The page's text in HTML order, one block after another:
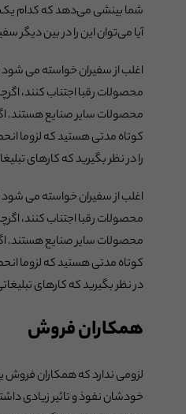
شما بینشی می‌دهد که کدام یک
آیا می‌توان این را در بین دیگر
اغلب از سفیران خواسته می شود
محصولات رقبا اجتناب کنند،
محصولات سایر صنایع هستند.
کوتاه مدتی هستید که لزوما
را در نظر بگیرید که کارهای
اغلب از سفیران خواسته می شود
محصولات رقبا اجتناب کنند،
محصولات سایر صنایع هستند.
کوتاه مدتی هستید که لزوما
در نظر بگیرید که کارهای
همکاران فروش
لزومی ندارد که همکاران فروش
خودشان نفوذ و تاثیر زیادی